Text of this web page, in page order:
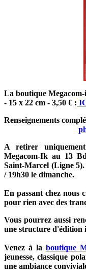
La boutique Megacom-
- 15 x 22 cm - 3,50 € :
Renseignements
A retirer
Megacom-Ik au 13
Saint-Marcel (Ligne
/ 19h30 le dimanche.
En passant chez nous
pour rien avec des
Vous pourrez aussi
une structure d'édition
Venez à la boutique
jeunesse, classique
une ambiance